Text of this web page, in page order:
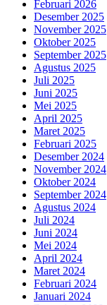
Februari 2026
Desember 2025
November 2025
Oktober 2025
September 2025
Agustus 2025
Juli 2025
Juni 2025
Mei 2025
April 2025
Maret 2025
Februari 2025
Desember 2024
November 2024
Oktober 2024
September 2024
Agustus 2024
Juli 2024
Juni 2024
Mei 2024
April 2024
Maret 2024
Februari 2024
Januari 2024